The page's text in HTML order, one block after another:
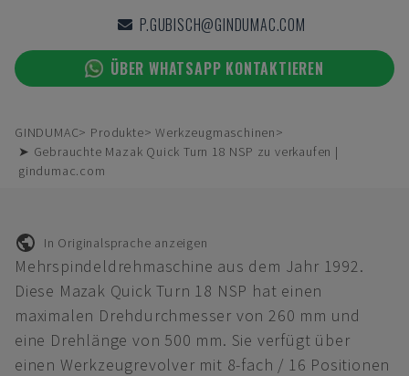
P.GUBISCH@GINDUMAC.COM
ÜBER WHATSAPP KONTAKTIEREN
GINDUMAC Produkte
Werkzeugmaschinen
➤ Gebrauchte Mazak Quick Turn 18 NSP zu verkaufen |
gindumac.com
In Originalsprache anzeigen
Mehrspindeldrehmaschine aus dem Jahr 1992.
Diese Mazak Quick Turn 18 NSP hat einen
maximalen Drehdurchmesser von 260 mm und
eine Drehlänge von 500 mm. Sie verfügt über
einen Werkzeugrevolver mit 8-fach / 16 Positionen